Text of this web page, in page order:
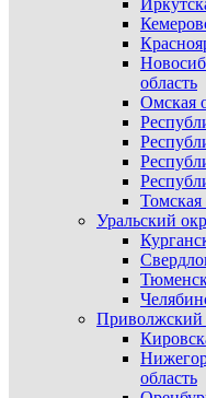
область
Омская
Томская
Уральский
Приволжский
область